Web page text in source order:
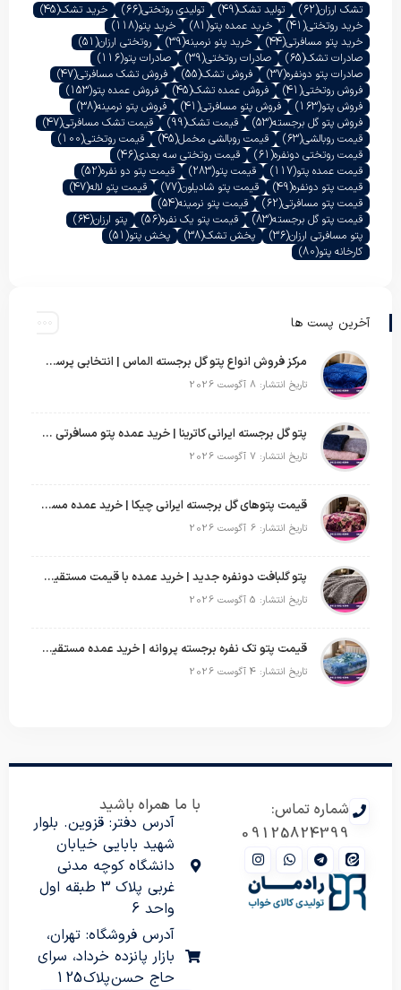
تشک ارزان(62) تولید تشک(49) تولیدی روتختی(66) خرید تشک(45)
خرید روتختی(41) خرید عمده پتو(81) خرید پتو(118)
خرید پتو مسافرتی(44) خرید پتو نرمینه(39) روتختی ارزان(51)
صادرات تشک(65) صادرات روتختی(39) صادرات پتو(116)
صادرات پتو دونفره(37) فروش تشک(55) فروش تشک مسافرتی(47)
فروش روتختی(41) فروش عمده تشک(45) فروش عمده پتو(153)
فروش پتو(163) فروش پتو مسافرتی(41) فروش پتو نرمینه(38)
فروش پتو گل برجسته(53) قیمت تشک(99) قیمت تشک مسافرتی(47)
قیمت روبالشی(63) قیمت روبالشی مخمل(45) قیمت روتختی(100)
قیمت روتختی دونفره(61) قیمت روتختی سه بعدی(46)
قیمت عمده پتو(117) قیمت پتو(283) قیمت پتو دو نفره(52)
قیمت پتو دونفره(49) قیمت پتو شادیلون(77) قیمت پتو لاله(47)
قیمت پتو مسافرتی(62) قیمت پتو نرمینه(54)
قیمت پتو گل برجسته(83) قیمت پتو یک نفره(56) پتو ارزان(64)
پتو مسافرتی ارزان(36) پخش تشک(38) پخش پتو(51)
کارخانه پتو(80)
آخرین پست ها
مرکز فروش انواع پتو گل برجسته الماس | انتخابی پرسود برای عمده‌فروشان
تاریخ انتشار: 8 آگوست 2026
پتو گل برجسته ایرانی کاترینا | خرید عمده پتو مسافرتی با قیمت تولیدی
تاریخ انتشار: 7 آگوست 2026
قیمت پتوهای گل برجسته ایرانی چیکا | خرید عمده مستقیم با سود بالا
تاریخ انتشار: 6 آگوست 2026
پتو گلبافت دونفره جدید | خرید عمده با قیمت مستقیم و طرح‌های پرفروش بازار
تاریخ انتشار: 5 آگوست 2026
قیمت پتو تک نفره برجسته پروانه | خرید عمده مستقیم با بهترین قیمت بازار
تاریخ انتشار: 4 آگوست 2026
شماره تماس:
09125824399
با ما همراه باشید
آدرس دفتر: قزوین. بلوار
شهید بابایی خیابان
دانشگاه کوچه مدنی
غربی پلاک 3 طبقه اول
واحد 6
آدرس فروشگاه: تهران،
بازار پانزده خرداد، سرای
حاج حسن پلاک 125